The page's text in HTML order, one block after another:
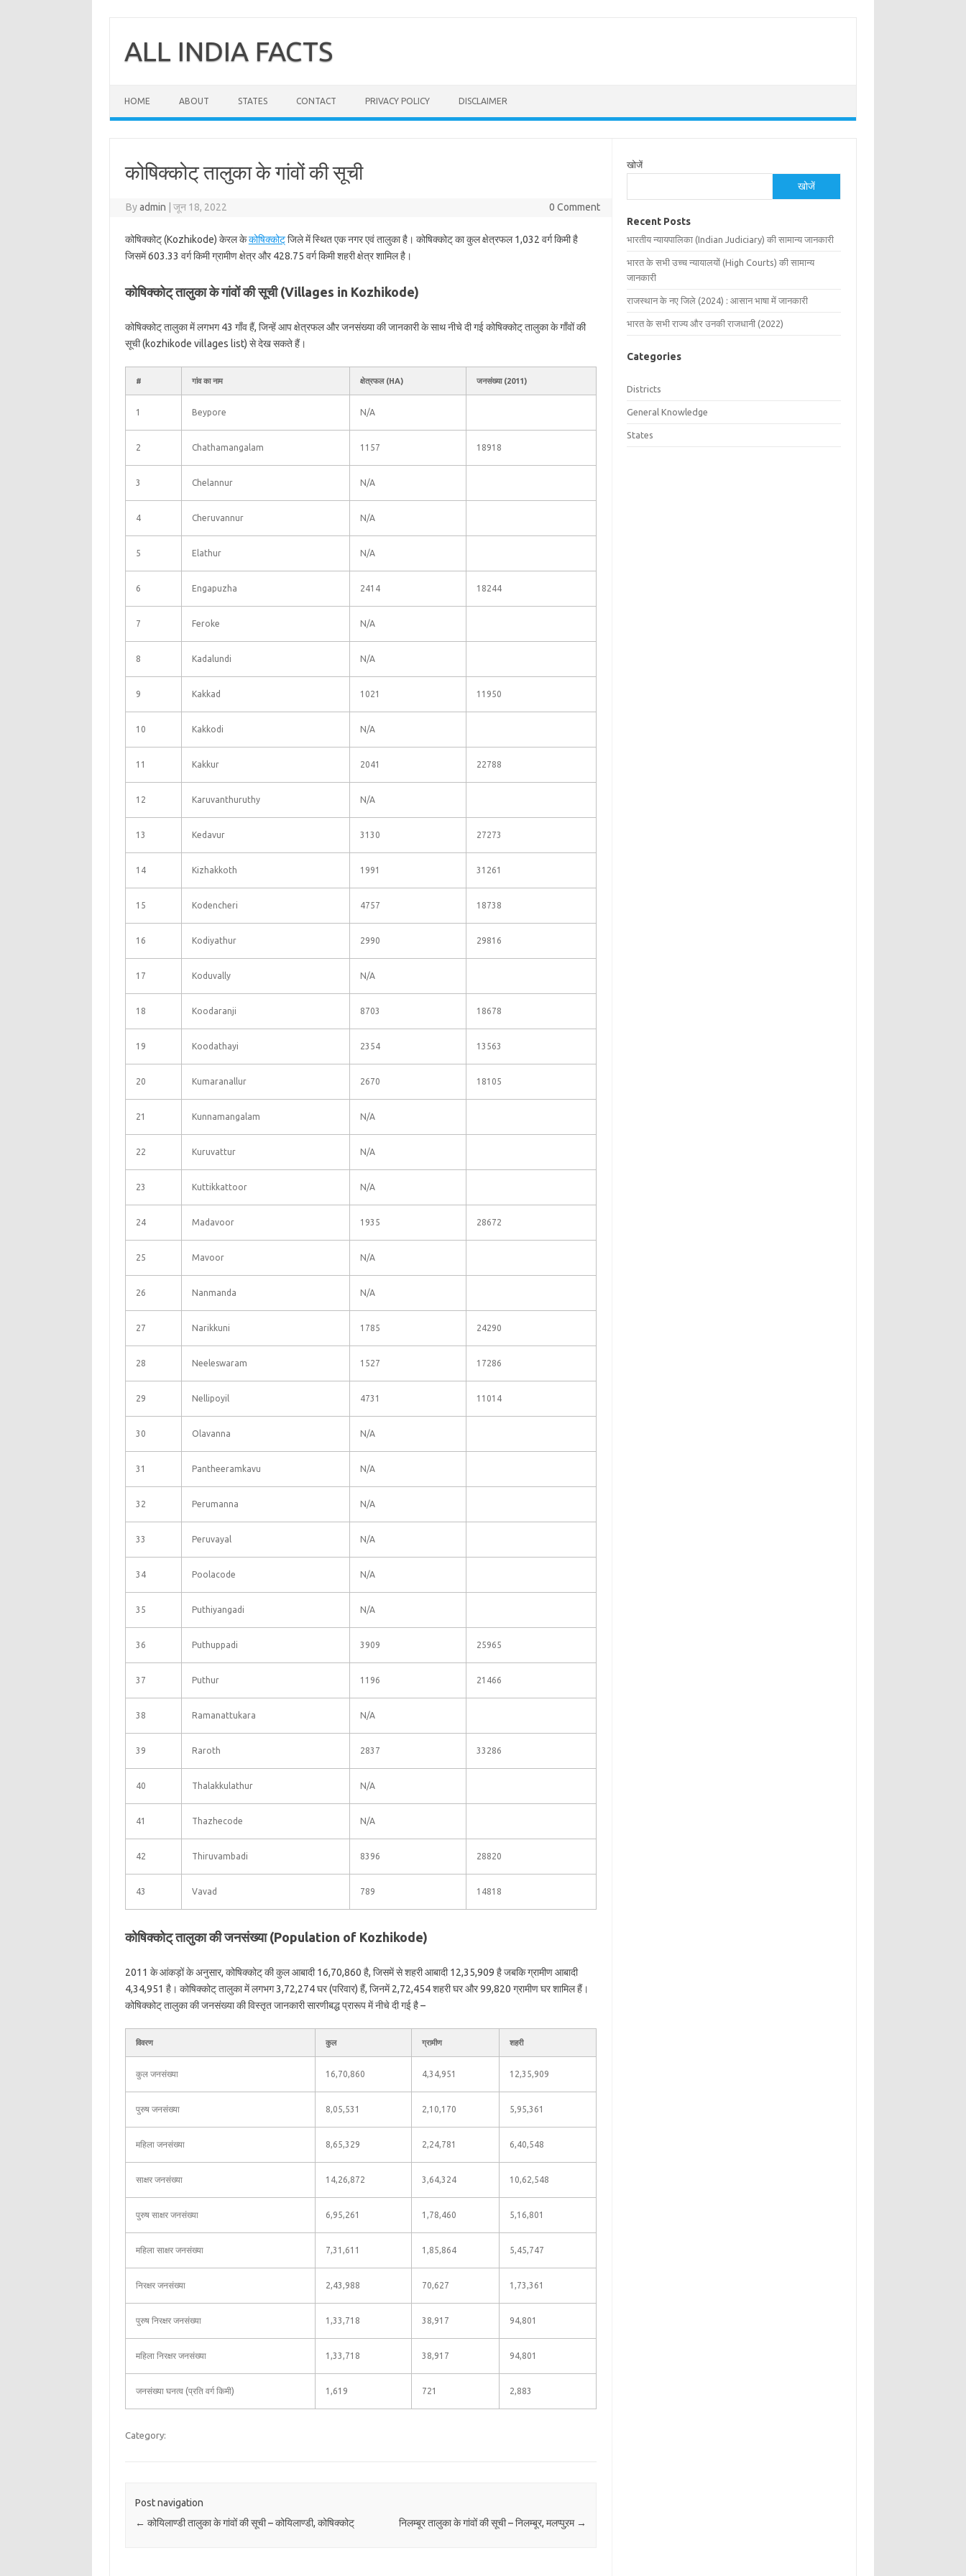
contentALL INDIA FACTS
HOME ABOUT STATES CONTACT PRIVACY POLICY DISCLAIMER
कोषिक्कोट् तालुका के गांवों की सूची
Byadmin जून 18, 2022 0 Comment
कोषिक्कोट् (Kozhikode) केरल केकोषिक्कोट्जिले में स्थित एक नगर एवं तालुका है। कोषिक्कोट् का कुल क्षेत्रफल 1,032 वर्ग किमी है
जिसमें 603.33 वर्ग किमी ग्रामीण क्षेत्र और 428.75 वर्ग किमी शहरी क्षेत्र शामिल है।
कोषिक्कोट् तालुका के गांवों की सूची (Villages in Kozhikode)
कोषिक्कोट् तालुका में लगभग 43 गाँव हैं, जिन्हें आप क्षेत्रफल और जनसंख्या की जानकारी के साथ नीचे दी गई कोषिक्कोट् तालुका के गाँवों की
सूची (kozhikode villages list) से देख सकते हैं।
# गांव का नाम क्षेत्रफल (HA) जनसंख्या (2011)
1 Beypore N/A
2 Chathamangalam 1157 18918
3 Chelannur N/A
4 Cheruvannur N/A
5 Elathur N/A
6 Engapuzha 2414 18244
7 Feroke N/A
8 Kadalundi N/A
9 Kakkad 1021 11950
10 Kakkodi N/A
11 Kakkur 2041 22788
12 Karuvanthuruthy N/A
13 Kedavur 3130 27273
14 Kizhakkoth 1991 31261
15 Kodencheri 4757 18738
16 Kodiyathur 2990 29816
17 Koduvally N/A
18 Koodaranji 8703 18678
19 Koodathayi 2354 13563
20 Kumaranallur 2670 18105
21 Kunnamangalam N/A
22 Kuruvattur N/A
23 Kuttikkattoor N/A
24 Madavoor 1935 28672
25 Mavoor N/A
26 Nanmanda N/A
27 Narikkuni 1785 24290
28 Neeleswaram 1527 17286
29 Nellipoyil 4731 11014
30 Olavanna N/A
31 Pantheeramkavu N/A
32 Perumanna N/A
33 Peruvayal N/A
34 Poolacode N/A
35 Puthiyangadi N/A
36 Puthuppadi 3909 25965
37 Puthur 1196 21466
38 Ramanattukara N/A
39 Raroth 2837 33286
40 Thalakkulathur N/A
41 Thazhecode N/A
42 Thiruvambadi 8396 28820
43 Vavad 789 14818
कोषिक्कोट् तालुका की जनसंख्या (Population of Kozhikode)
2011 के आंकड़ों के अनुसार, कोषिक्कोट् की कुल आबादी 16,70,860 है, जिसमें से शहरी आबादी 12,35,909 है जबकि ग्रामीण आबादी
4,34,951 है। कोषिक्कोट् तालुका में लगभग 3,72,274 घर (परिवार) हैं, जिनमें 2,72,454 शहरी घर और 99,820 ग्रामीण घर शामिल हैं।
कोषिक्कोट् तालुका की जनसंख्या की विस्तृत जानकारी सारणीबद्ध प्रारूप में नीचे दी गई है –
विवरण कुल ग्रामीण शहरी
कुल जनसंख्या 16,70,860 4,34,951 12,35,909
पुरुष जनसंख्या 8,05,531 2,10,170 5,95,361
महिला जनसंख्या 8,65,329 2,24,781 6,40,548
साक्षर जनसंख्या 14,26,872 3,64,324 10,62,548
पुरुष साक्षर जनसंख्या 6,95,261 1,78,460 5,16,801
महिला साक्षर जनसंख्या 7,31,611 1,85,864 5,45,747
निरक्षर जनसंख्या 2,43,988 70,627 1,73,361
पुरुष निरक्षर जनसंख्या 1,33,718 38,917 94,801
महिला निरक्षर जनसंख्या 1,33,718 38,917 94,801
जनसंख्या घनत्व (प्रति वर्ग किमी) 1,619 721 2,883
Category:
Post navigation
← कोयिलाण्डी तालुका के गांवों की सूची – कोयिलाण्डी, कोषिक्कोट् निलम्बूर तालुका के गांवों की सूची – निलम्बूर, मलप्पुऱम →
खोजें
खोजें
Recent Posts
भारतीय न्यायपालिका (Indian Judiciary) की सामान्य जानकारी
भारत के सभी उच्च न्यायालयों (High Courts) की सामान्य
जानकारी
राजस्थान के नए जिले (2024) : आसान भाषा में जानकारी
भारत के सभी राज्य और उनकी राजधानी (2022)
Categories
Districts
General Knowledge
States